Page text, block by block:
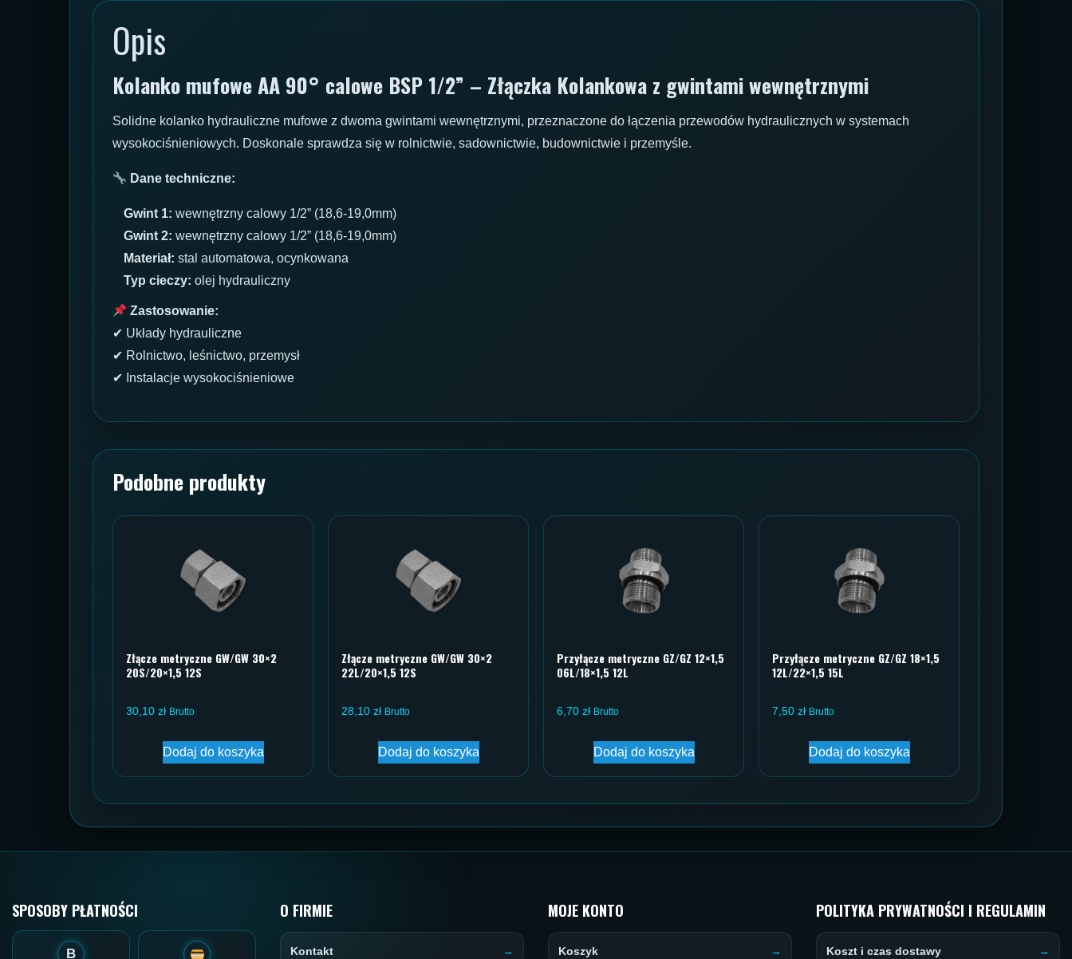
Opis
Kolanko mufowe AA 90° calowe BSP 1/2” – Złączka Kolankowa z gwintami wewnętrznymi
Solidne kolanko hydrauliczne mufowe z dwoma gwintami wewnętrznymi, przeznaczone do łączenia przewodów hydraulicznych w systemach
wysokociśnieniowych. Doskonale sprawdza się w rolnictwie, sadownictwie, budownictwie i przemyśle.
Dane techniczne:
Gwint 1: wewnętrzny calowy 1/2” (18,6-19,0mm)
Gwint 2: wewnętrzny calowy 1/2” (18,6-19,0mm)
Materiał: stal automatowa, ocynkowana
Typ cieczy: olej hydrauliczny
Zastosowanie:
✔ Układy hydrauliczne
✔ Rolnictwo, leśnictwo, przemysł
✔ Instalacje wysokociśnieniowe
Podobne produkty
Złącze metryczne GW/GW 30×2
20S/20×1,5 12S
30,10 zł Brutto
Dodaj do koszyka
Złącze metryczne GW/GW 30×2
22L/20×1,5 12S
28,10 zł Brutto
Dodaj do koszyka
Przyłącze metryczne GZ/GZ 12×1,5
06L/18×1,5 12L
6,70 zł Brutto
Dodaj do koszyka
Przyłącze metryczne GZ/GZ 18×1,5
12L/22×1,5 15L
7,50 zł Brutto
Dodaj do koszyka
SPOSOBY PŁATNOŚCI
B
O FIRMIE
Kontakt
MOJE KONTO
Koszyk
POLITYKA PRYWATNOŚCI I REGULAMIN
Koszt i czas dostawy